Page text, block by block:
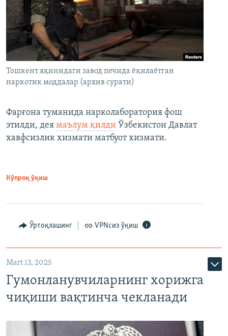
Тошкент яқинидаги завод печида ёқилаётган
наркотик моддалар (архив сурати)
Фарғона туманида нарколаборатория фош
этилди, дея маълум қилди Ўзбекистон Давлат
хавфсизлик хизмати матбуот хизмати.
Кўпроқ ўқиш
Ўртоқлашинг VPNсиз ўқиш
Mart 13, 2025
Гумонланувчиларнинг хорижга
чиқиши вақтинча чекланади